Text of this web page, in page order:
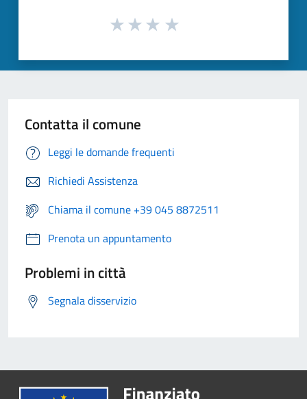
Contatta il comune
Leggi le domande frequenti
Richiedi Assistenza
Chiama il comune +39 045 8872511
Prenota un appuntamento
Problemi in città
Segnala disservizio